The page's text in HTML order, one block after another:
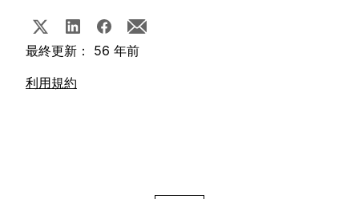
最終更新： 56 年前
利用規約